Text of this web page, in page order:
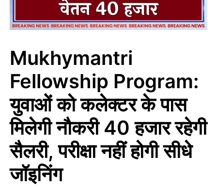
Mukhymantri
Fellowship Program:
युवाओं को कलेक्टर के पास
मिलेगी नौकरी 40 हजार रहेगी
सैलरी, परीक्षा नहीं होगी सीधे
जॉइनिंग